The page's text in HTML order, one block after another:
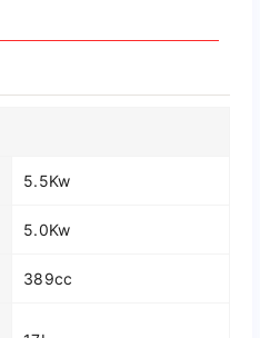
5.5Kw
5.0Kw
389cc